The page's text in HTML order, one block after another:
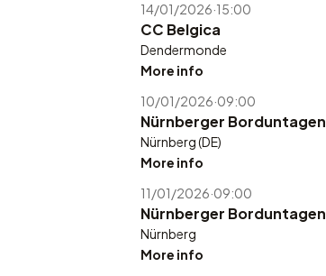
14/01/2026·15:00
CC Belgica
Dendermonde
More info
10/01/2026·09:00
Nürnberger Borduntagen
Nürnberg (DE)
More info
11/01/2026·09:00
Nürnberger Borduntagen
Nürnberg
More info